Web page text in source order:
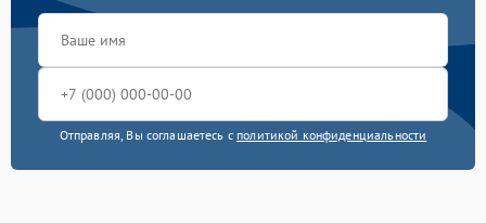
Отправляя, Вы соглашаетесь с политикой конфиденциальности